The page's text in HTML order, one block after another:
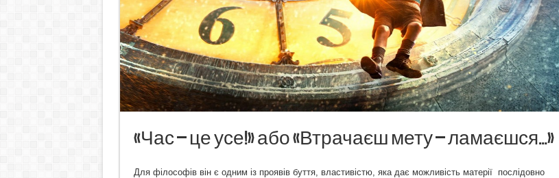
«Час – це усе!» або «Втрачаєш мету – ламаєшся…»
Для філософів він є одним із проявів буття, властивістю, яка дає можливість матерії
послідовно